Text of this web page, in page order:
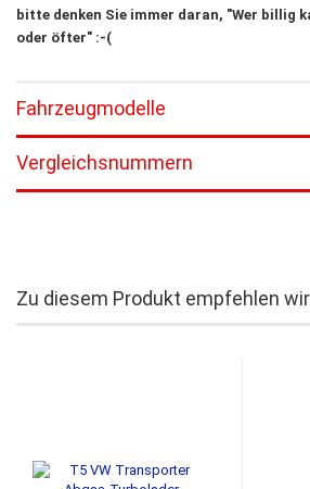
bitte denken Sie immer daran, "Wer billig
oder öfter" :-(
Fahrzeugmodelle
Vergleichsnummern
Zu diesem Produkt empfehlen